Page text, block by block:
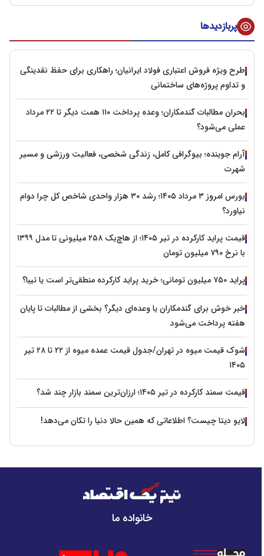
پربازدیدها
طرح ویژه فروش اعتباری فولاد ایرانیان؛ راهکاری برای حفظ نقدینگی
و تداوم پروژه‌های ساختمانی
بحران مطالبات گندمکاران؛ وعده پرداخت ۱۱۰ همت دیگر تا ۲۲ مرداد
عملی می‌شود؟
آرام جوینده؛ بیوگرافی کامل، زندگی شخصی، فعالیت ورزشی و مسیر
شهرت
بورس امروز ۳ مرداد ۱۴۰۵؛ رشد ۳۰ هزار واحدی شاخص کل چرا دوام
نیاورد؟
قیمت پراید کارکرده در تیر ۱۴۰۵؛ از هاچ‌بک ۲۵۸ میلیونی تا مدل ۱۳۹۹
با نرخ ۷۹۰ میلیون تومان
پراید ۷۵۰ میلیون تومانی؛ خرید پراید کارکرده منطقی‌تر است یا تیبا؟
خبر خوش برای گندمکاران یا وعده‌ای دیگر؟ بخشی از مطالبات تا پایان
هفته پرداخت می‌شود
شوک قیمت میوه در تهران/جدول قیمت عمده میوه از ۲۲ تا ۲۸ تیر
۱۴۰۵
قیمت سمند کارکرده در تیر ۱۴۰۵؛ ارزان‌ترین سمند بازار چند شد؟
لایو دیتا چیست؟ اطلاعاتی که همین حالا دنیا را تکان می‌دهد!
خانواده ما